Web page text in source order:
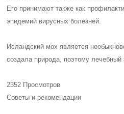
Его принимают также как
эпидемий вирусных болезней.
Исландский мох является
создала природа, поэтому
2352 Просмотров
Советы и рекомендации